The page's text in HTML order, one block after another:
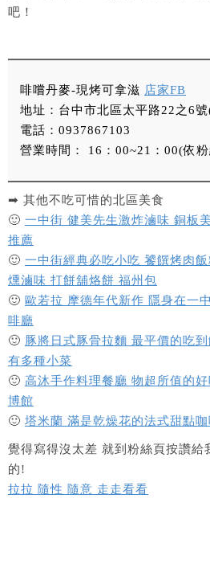
吧！
啡嚐丹麥-現烤可拿滋 店家FB
地址：台中市北區太平路22之6
電話：0937867103
營業時間： 16：00~21：00(依
➡ 其他不吃可惜的北區美食
🙂 一中街 健美先生激炸滷味 銅板
推薦
🙂 一中街經典必吃小吃 饕饌烤肉
燻滷味 打餅舖烙餅 福州包
🙂 歐若拉 摩德年代新作 隱身在一
啡廳
🙂 豚將日式豚骨拉麵 最平價的吃
有多種小菜
🙂 高沐手作料理餐廳 物超所值的
博館
🙂 塔米蘭 滿是乾燥花的法式甜點
覺得寫得沒太差 就到粉絲頁按讚給
的!
拉拉 隨性 隨意 走走看看